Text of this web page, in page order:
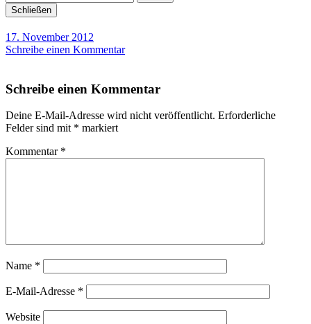
Schließen
17. November 2012
Schreibe einen Kommentar
Schreibe einen Kommentar
Deine E-Mail-Adresse wird nicht veröffentlicht. Erforderliche
Felder sind mit * markiert
Kommentar *
Name *
E-Mail-Adresse *
Website